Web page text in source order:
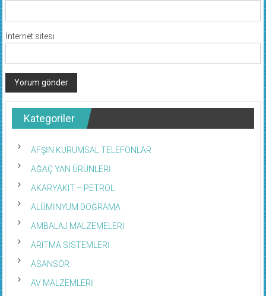
İnternet sitesi
Kategoriler
AFŞİN KURUMSAL TELEFONLAR
AĞAÇ YAN ÜRÜNLERİ
AKARYAKIT – PETROL
ALÜMİNYUM DOĞRAMA
AMBALAJ MALZEMELERİ
ARITMA SİSTEMLERİ
ASANSÖR
AV MALZEMLERİ